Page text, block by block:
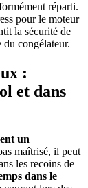
réparti.
pour le moteur
la sécurité de
du congélateur.
:
et dans
un
maîtrisé, il peut
les recoins de
dans le